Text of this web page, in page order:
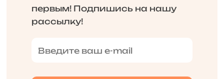
первым! Подпишись на нашу
рассылку!